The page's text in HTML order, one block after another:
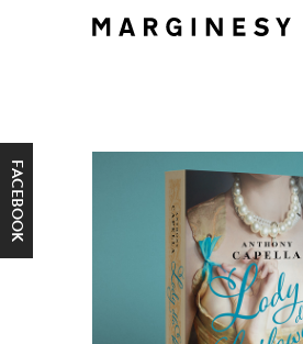
FACEBOOK